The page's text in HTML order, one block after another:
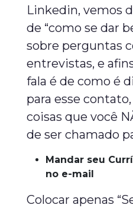
Linkedin, vemos
de “como se dar
sobre perguntas
entrevistas, e
fala é de como é
para esse
coisas que você
de ser chamado
Mandar seu
no e-mail
Colocar apenas